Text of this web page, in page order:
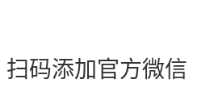
扫码添加官方微信